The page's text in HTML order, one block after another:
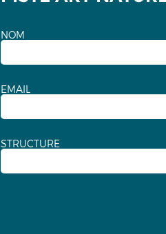
NOM
EMAIL
STRUCTURE